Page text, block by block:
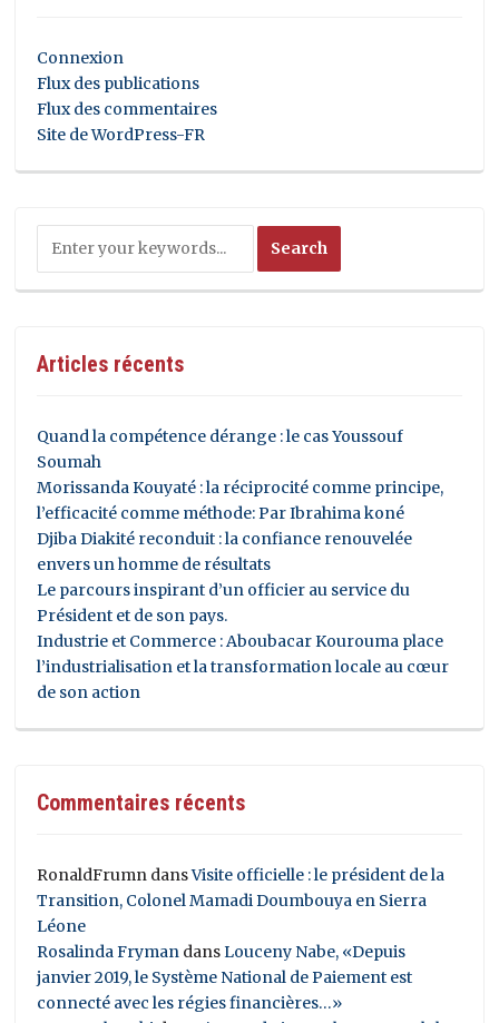
Connexion
Flux des publications
Flux des commentaires
Site de WordPress-FR
Articles récents
Quand la compétence dérange : le cas Youssouf
Soumah
Morissanda Kouyaté : la réciprocité comme principe,
l’efficacité comme méthode: Par Ibrahima koné
Djiba Diakité reconduit : la confiance renouvelée
envers un homme de résultats
Le parcours inspirant d’un officier au service du
Président et de son pays.
Industrie et Commerce : Aboubacar Kourouma place
l’industrialisation et la transformation locale au cœur
de son action
Commentaires récents
RonaldFrumn dansVisite officielle : le président de la
Transition, Colonel Mamadi Doumbouya en Sierra
Léone
Rosalinda Fryman dansLouceny Nabe, «Depuis
janvier 2019, le Système National de Paiement est
connecté avec les régies financières…»